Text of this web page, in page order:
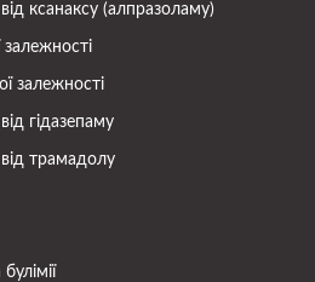
ксанаксу (алпразоламу)
залежності
залежності
гідазепаму
трамадолу